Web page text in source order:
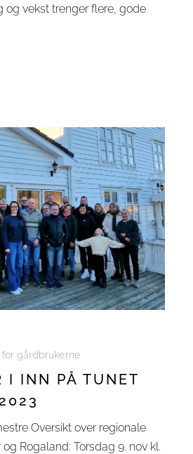
og vekst trenger flere, gode
gårdbrukerne
I INN PÅ TUNET
Oversikt over regionale
Rogaland: Torsdag 9. nov kl.